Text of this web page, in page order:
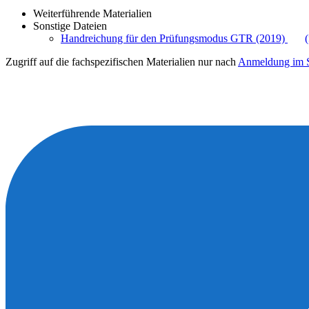
Weiterführende Materialien
Sonstige Dateien
Handreichung für den Prüfungsmodus GTR (2019)
Zugriff auf die fachspezifischen Materialien nur nach Anmeldung im